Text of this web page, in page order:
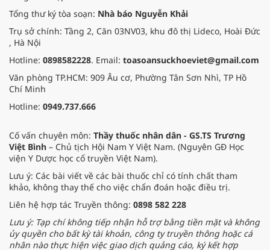
Tổng thư ký tòa soạn: Nhà báo Nguyễn Khải
Trụ sở chính: Tầng 2, Căn 03NV03, khu đô thị Lideco, Hoài Đức
, Hà Nội
Hotline: 0898582228. Email: toasoansuckhoeviet@gmail.com
Văn phòng TP.HCM: 909 Âu cơ, Phường Tân Sơn Nhì, TP Hồ
Chí Minh
Hotline: 0949.737.666
Cố vấn chuyên môn: Thầy thuốc nhân dân - GS.TS Trương
Việt Bình – Chủ tịch Hội Nam Y Việt Nam. (Nguyên GĐ Học
viện Y Dược học cổ truyền Việt Nam).
Lưu ý: Các bài viết về các bài thuốc chỉ có tính chất tham
khảo, không thay thế cho việc chẩn đoán hoặc điều trị.
Liên hệ hợp tác Truyền thông: 0898 582 228
Lưu ý: Tạp chí không tiếp nhận hỗ trợ bằng tiền mặt và không
ủy quyền cho bất kỳ tài khoản, công ty truyền thông hoặc cá
nhân nào thực hiện việc giao dịch quảng cáo, ký kết hợp